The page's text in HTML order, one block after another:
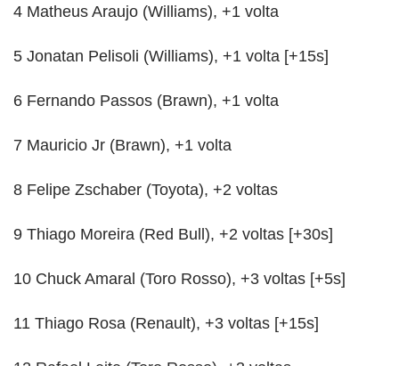
4 Matheus Araujo (Williams), +1 volta
5 Jonatan Pelisoli (Williams), +1 volta [+15s]
6 Fernando Passos (Brawn), +1 volta
7 Mauricio Jr (Brawn), +1 volta
8 Felipe Zschaber (Toyota), +2 voltas
9 Thiago Moreira (Red Bull), +2 voltas [+30s]
10 Chuck Amaral (Toro Rosso), +3 voltas [+5s]
11 Thiago Rosa (Renault), +3 voltas [+15s]